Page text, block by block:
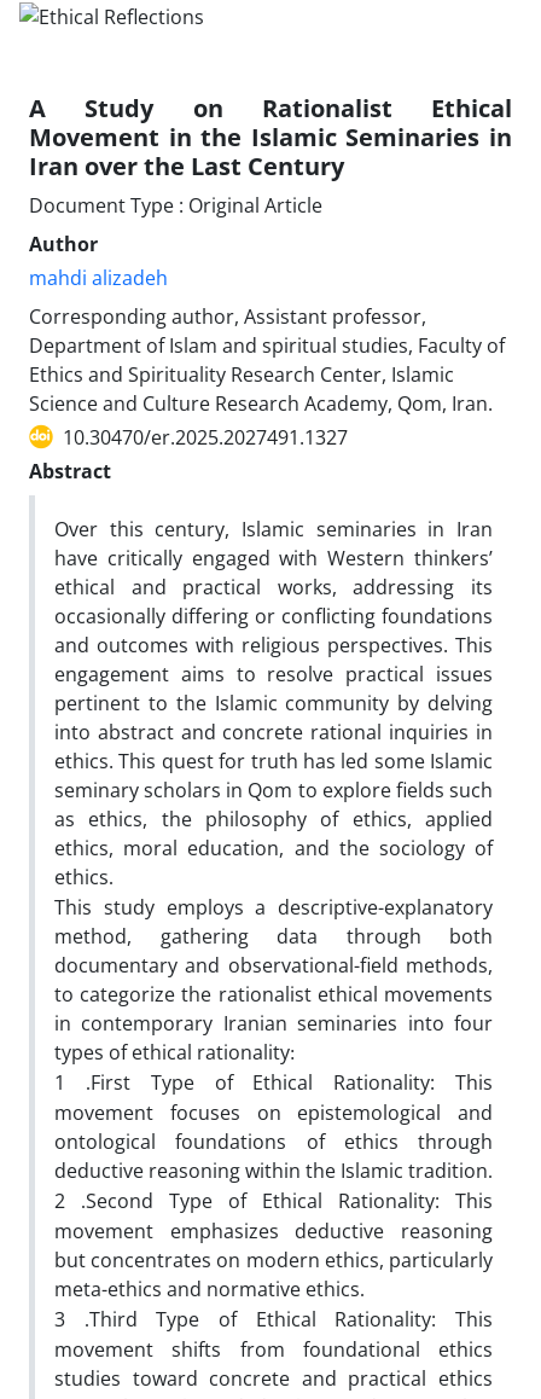
A Study on Rationalist Ethical
Movement in the Islamic Seminaries in
Iran over the Last Century
Document Type : Original Article
Author
mahdi alizadeh
Corresponding author, Assistant professor,
Department of Islam and spiritual studies, Faculty of
Ethics and Spirituality Research Center, Islamic
Science and Culture Research Academy, Qom, Iran.
10.30470/er.2025.2027491.1327
Abstract
Over this century, Islamic seminaries in Iran
have critically engaged with Western thinkers’
ethical and practical works, addressing its
occasionally differing or conflicting foundations
and outcomes with religious perspectives. This
engagement aims to resolve practical issues
pertinent to the Islamic community by delving
into abstract and concrete rational inquiries in
ethics. This quest for truth has led some Islamic
seminary scholars in Qom to explore fields such
as ethics, the philosophy of ethics, applied
ethics, moral education, and the sociology of
ethics.
This study employs a descriptive-explanatory
method, gathering data through both
documentary and observational-field methods,
to categorize the rationalist ethical movements
in contemporary Iranian seminaries into four
types of ethical rationality:
1 .First Type of Ethical Rationality: This
movement focuses on epistemological and
ontological foundations of ethics through
deductive reasoning within the Islamic tradition.
2 .Second Type of Ethical Rationality: This
movement emphasizes deductive reasoning
but concentrates on modern ethics, particularly
meta-ethics and normative ethics.
3 .Third Type of Ethical Rationality: This
movement shifts from foundational ethics
studies toward concrete and practical ethics